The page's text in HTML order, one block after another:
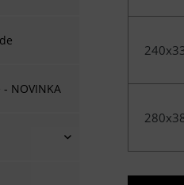
- NOVINKA